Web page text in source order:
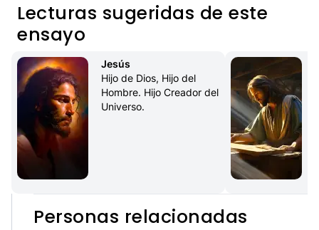
Lecturas sugeridas de este
ensayo
Jesús
Hijo de Dios, Hijo del
Hombre. Hijo Creador del
Universo.
Personas relacionadas